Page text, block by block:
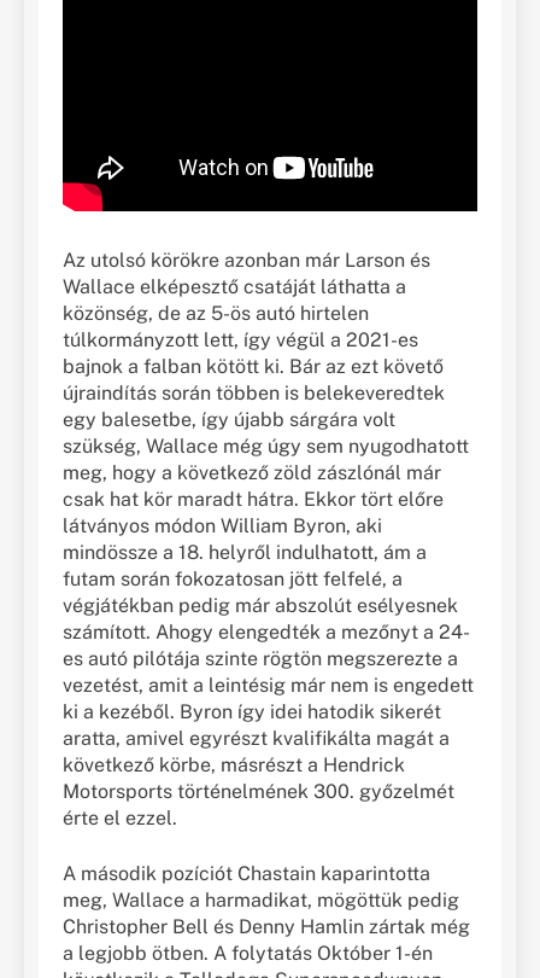
Az utolsó körökre azonban már Larson és
Wallace elképesztő csatáját láthatta a
közönség, de az 5-ös autó hirtelen
túlkormányzott lett, így végül a 2021-es
bajnok a falban kötött ki. Bár az ezt követő
újraindítás során többen is belekeveredtek
egy balesetbe, így újabb sárgára volt
szükség, Wallace még úgy sem nyugodhatott
meg, hogy a következő zöld zászlónál már
csak hat kör maradt hátra. Ekkor tört előre
látványos módon William Byron, aki
mindössze a 18. helyről indulhatott, ám a
futam során fokozatosan jött felfelé, a
végjátékban pedig már abszolút esélyesnek
számított. Ahogy elengedték a mezőnyt a 24-
es autó pilótája szinte rögtön megszerezte a
vezetést, amit a leintésig már nem is engedett
ki a kezéből. Byron így idei hatodik sikerét
aratta, amivel egyrészt kvalifikálta magát a
következő körbe, másrészt a Hendrick
Motorsports történelmének 300. győzelmét
érte el ezzel.
A második pozíciót Chastain kaparintotta
meg, Wallace a harmadikat, mögöttük pedig
Christopher Bell és Denny Hamlin zártak még
a legjobb ötben. A folytatás Október 1-én